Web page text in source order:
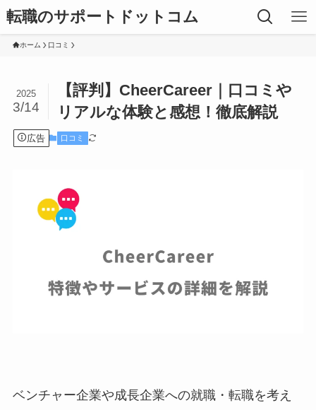
転職のサポートドットコム
ホーム 口コミ
【評判】CheerCareer｜口コミや
リアルな体験と感想！徹底解説
2025
3/14
広告 口コミ
ベンチャー企業や成長企業への就職・転職を考え